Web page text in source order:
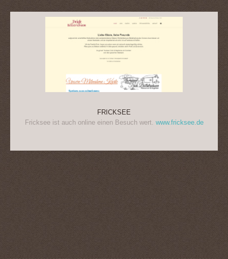
FRICKSEE
Fricksee ist auch online einen Besuch wert. www.fricksee.de